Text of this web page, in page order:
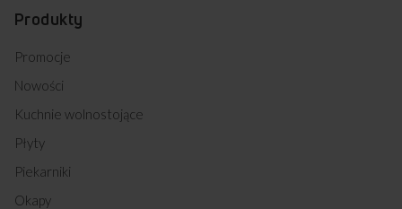
Produkty
Promocje
Nowości
Kuchnie wolnostojące
Płyty
Piekarniki
Okapy